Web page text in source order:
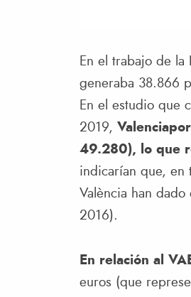
En el trabajo de la
generaba 38.866
En el estudio que
2019,
49.280), lo que
indicarían que, en
València han
2016).
En relación al
euros (que